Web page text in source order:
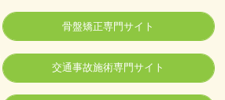
骨盤矯正専門サイト
交通事故施術専門サイト